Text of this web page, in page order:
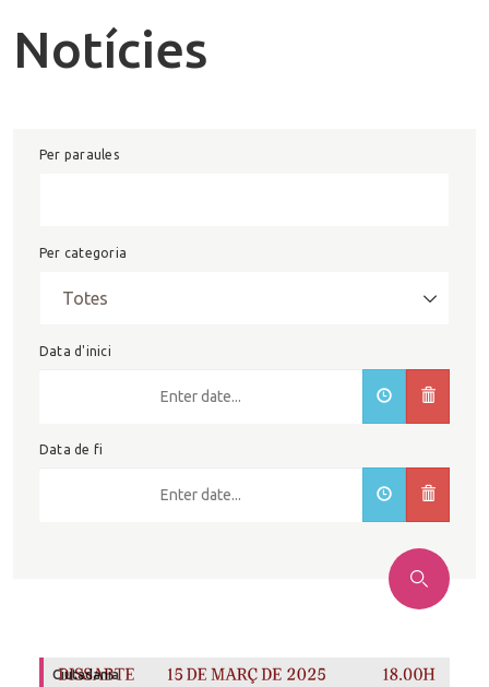
Notícies
Per paraules
Per categoria
Data d'inici
Data de fi
Cercar
Ciutadania